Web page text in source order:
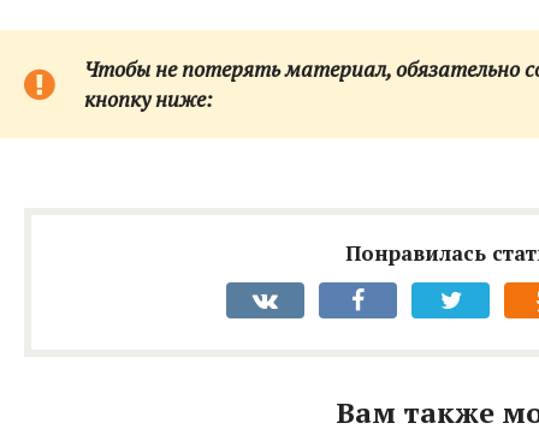
Чтобы не потерять материал, обязательно
кнопку ниже:
Понравилась
Вам также